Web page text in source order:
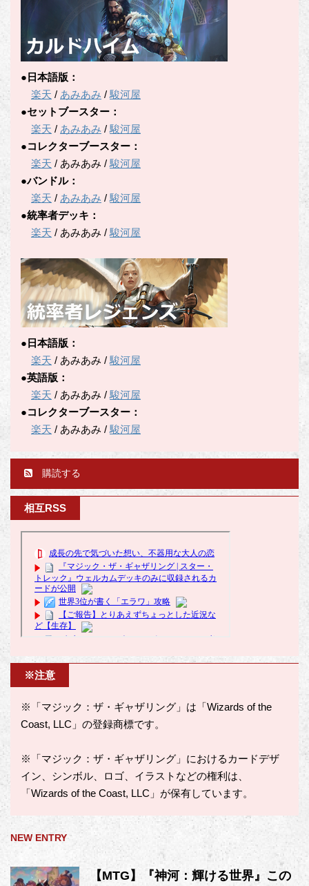
●日本語版：
楽天 / あみあみ /駿河屋
●セットブースター：
楽天 / あみあみ /駿河屋
●コレクターブースター：
楽天 / あみあみ /駿河屋
●バンドル：
楽天 / あみあみ /駿河屋
●統率者デッキ：
楽天 / あみあみ /駿河屋
●日本語版：
楽天 / あみあみ /駿河屋
●英語版：
楽天 / あみあみ /駿河屋
●コレクターブースター：
楽天 / あみあみ /駿河屋
購読する
相互RSS
※注意
※「マジック：ザ・ギャザリング」は「Wizards of the
Coast, LLC」の登録商標です。
※「マジック：ザ・ギャザリング」におけるカードデザ
イン、シンボル、ロゴ、イラストなどの権利は、
「Wizards of the Coast, LLC」が保有しています。
NEW ENTRY
【MTG】『神河：輝ける世界』この